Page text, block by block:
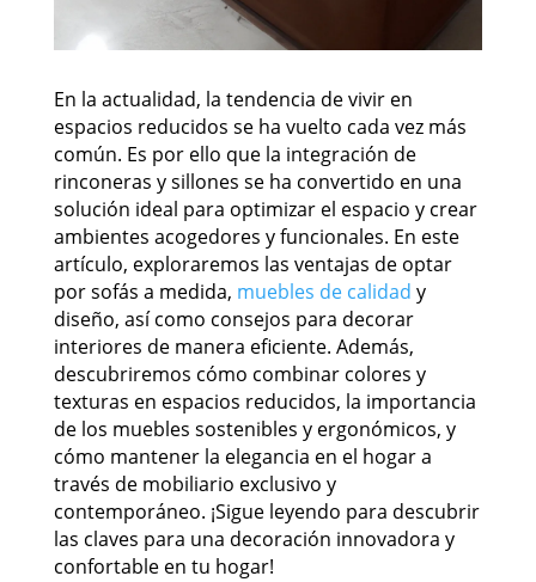
En la actualidad, la tendencia de vivir en
espacios reducidos se ha vuelto cada vez más
común. Es por ello que la integración de
rinconeras y sillones se ha convertido en una
solución ideal para optimizar el espacio y crear
ambientes acogedores y funcionales. En este
artículo, exploraremos las ventajas de optar
por sofás a medida, muebles de calidad y
diseño, así como consejos para decorar
interiores de manera eficiente. Además,
descubriremos cómo combinar colores y
texturas en espacios reducidos, la importancia
de los muebles sostenibles y ergonómicos, y
cómo mantener la elegancia en el hogar a
través de mobiliario exclusivo y
contemporáneo. ¡Sigue leyendo para descubrir
las claves para una decoración innovadora y
confortable en tu hogar!